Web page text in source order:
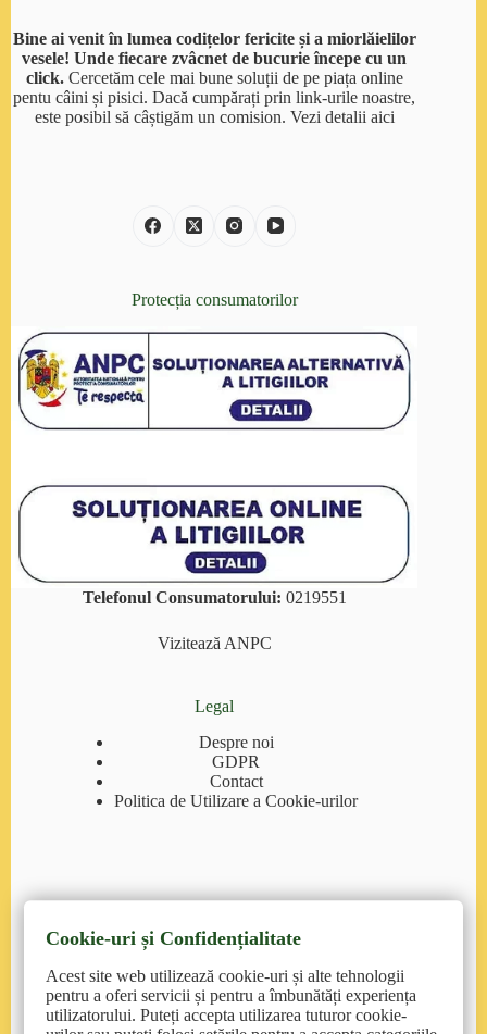
Bine ai venit în lumea codițelor fericite și a miorlăielilor
vesele! Unde fiecare zvâcnet de bucurie începe cu un
click.Cercetăm cele mai bune soluții de pe piața online
pentu câini și pisici. Dacă cumpărați prin link-urile noastre,
este posibil să câștigăm un comision. Vezi detalii aici
Protecția consumatorilor
Telefonul Consumatorului: 0219551
Vizitează ANPC
Legal
Despre noi
GDPR
Contact
Politica de Utilizare a Cookie-urilor
Contact
pentruanimale.ro: suport@pentruanimale.ro/
0374.77.00.00
Cookie-uri și Confidențialitate
Acest site web utilizează cookie-uri și alte tehnologii
pentru a oferi servicii și pentru a îmbunătăți experiența
utilizatorului. Puteți accepta utilizarea tuturor cookie-